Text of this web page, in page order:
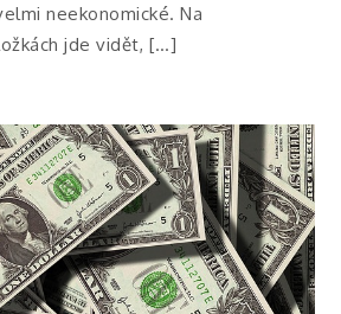
neekonomické. Na
jde vidět, […]